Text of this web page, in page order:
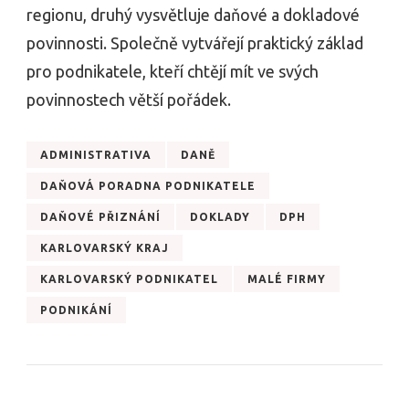
regionu, druhý vysvětluje daňové a dokladové
povinnosti. Společně vytvářejí praktický základ
pro podnikatele, kteří chtějí mít ve svých
povinnostech větší pořádek.
ADMINISTRATIVA DANĚ
DAŇOVÁ PORADNA PODNIKATELE
DAŇOVÉ PŘIZNÁNÍ DOKLADY DPH
KARLOVARSKÝ KRAJ
KARLOVARSKÝ PODNIKATEL MALÉ FIRMY
PODNIKÁNÍ